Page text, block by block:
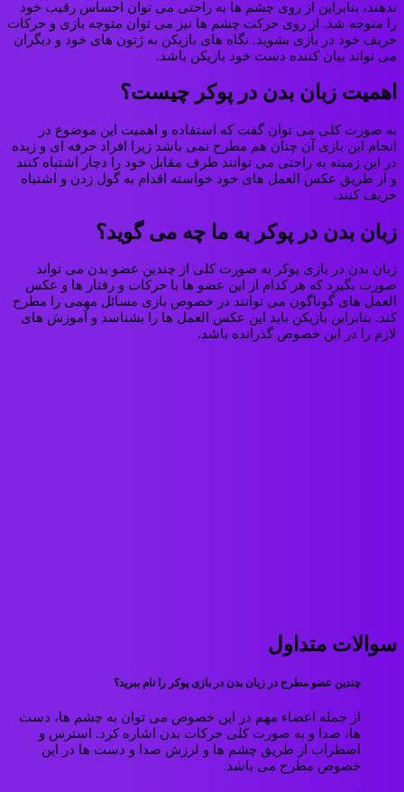
ندهند، بنابراین از روی چشم ها به راحتی می توان احساس رقیب خود
را متوجه شد. از روی حرکت چشم ها نیز می توان متوجه بازی و حرکات
حریف خود در بازی بشوید. نگاه های بازیکن به ژتون های خود و دیگران
می تواند بیان کننده دست خود بازیکن باشد.
اهمیت زبان بدن در پوکر چیست؟
به صورت کلی می توان گفت که استفاده و اهمیت این موضوع در
انجام این بازی آن چنان هم مطرح نمی باشد زیرا افراد حرفه ای و زبده
در این زمینه به راحتی می توانند طرف مقابل خود را دچار اشتباه کنند
و از طریق عکس العمل های خود خواسته اقدام به گول زدن و اشتباه
حریف کنند.
زبان بدن در پوکر به ما چه می گوید؟
زبان بدن در بازی پوکر به صورت کلی از چندین عضو بدن می تواند
صورت بگیرد که هر کدام از این عضو ها با حرکات و رفتار ها و عکس
العمل های گوناگون می توانند در خصوص بازی مسائل مهمی را مطرح
کند. بنابراین بازیکن باید این عکس العمل ها را بشناسد و آموزش های
لازم را در این خصوص گذرانده باشد.
سوالات متداول
چندین عضو مطرح در زبان بدن در بازی پوکر را نام ببرید؟
از جمله اعضاء مهم در این خصوص می توان به چشم ها، دست
ها، صدا و به صورت کلی حرکات بدن اشاره کرد. استرس و
اضطراب از طریق چشم ها و لرزش صدا و دست ها در این
خصوص مطرح می باشد.